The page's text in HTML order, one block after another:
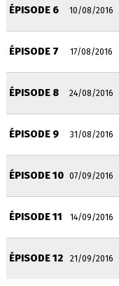
ÉPISODE 6 10/08/2016
ÉPISODE 7 17/08/2016
ÉPISODE 8 24/08/2016
ÉPISODE 9 31/08/2016
ÉPISODE 10 07/09/2016
ÉPISODE 11 14/09/2016
ÉPISODE 12 21/09/2016